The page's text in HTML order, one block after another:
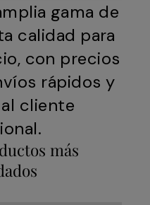
gama de
calidad para
con precios
rápidos y
cliente
más